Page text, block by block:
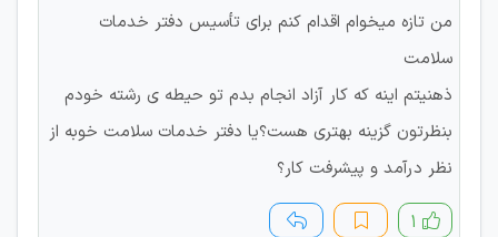
من تازه میخوام اقدام کنم برای تأسیس دفتر خدمات
سلامت
ذهنیتم اینه که کار آزاد انجام بدم تو حیطه ی رشته خودم
بنظرتون گزینه بهتری هست؟یا دفتر خدمات سلامت خوبه از
نظر درآمد و پیشرفت کار؟
۱